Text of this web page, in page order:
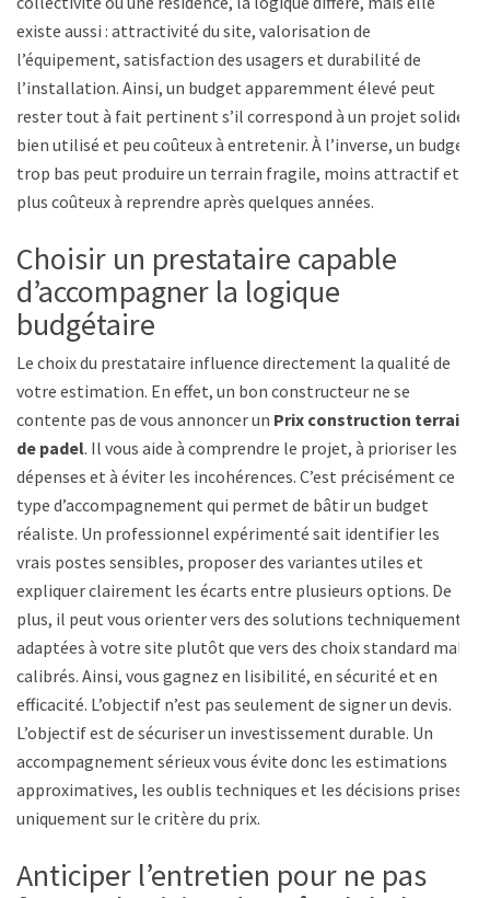
existe aussi : attractivité du site, valorisation de
l’équipement, satisfaction des usagers et durabilité de
l’installation. Ainsi, un budget apparemment élevé peut
rester tout à fait pertinent s’il correspond à un projet solide,
bien utilisé et peu coûteux à entretenir. À l’inverse, un budget
trop bas peut produire un terrain fragile, moins attractif et
plus coûteux à reprendre après quelques années.
Choisir un prestataire capable
d’accompagner la logique
budgétaire
Le choix du prestataire influence directement la qualité de
votre estimation. En effet, un bon constructeur ne se
contente pas de vous annoncer un Prix construction terrain
de padel. Il vous aide à comprendre le projet, à prioriser les
dépenses et à éviter les incohérences. C’est précisément ce
type d’accompagnement qui permet de bâtir un budget
réaliste. Un professionnel expérimenté sait identifier les
vrais postes sensibles, proposer des variantes utiles et
expliquer clairement les écarts entre plusieurs options. De
plus, il peut vous orienter vers des solutions techniquement
adaptées à votre site plutôt que vers des choix standard mal
calibrés. Ainsi, vous gagnez en lisibilité, en sécurité et en
efficacité. L’objectif n’est pas seulement de signer un devis.
L’objectif est de sécuriser un investissement durable. Un
accompagnement sérieux vous évite donc les estimations
approximatives, les oublis techniques et les décisions prises
uniquement sur le critère du prix.
Anticiper l’entretien pour ne pas